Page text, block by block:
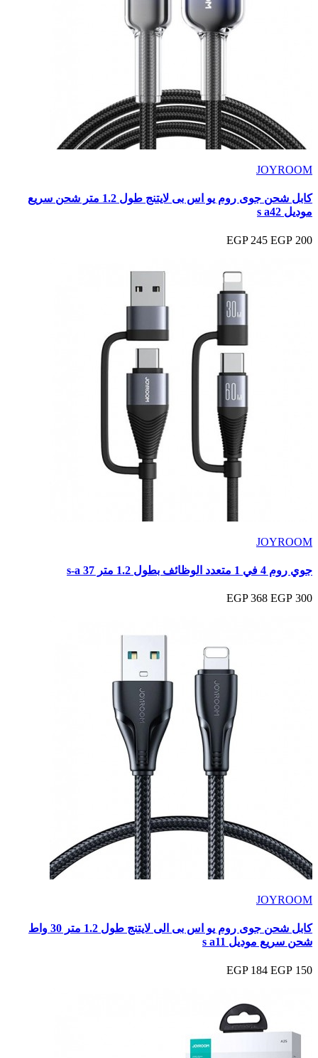
JOYROOM
كابل شحن جوى روم يو اس بى لايتنج طول 1.2 متر شحن سريع
موديل s a42
200 EGP
245 EGP
JOYROOM
جوي روم 4 في 1 متعدد الوظائف بطول 1.2 متر s-a 37
300 EGP
368 EGP
JOYROOM
كابل شحن جوى روم يو اس بى الى لايتنج طول 1.2 متر 30 واط
شحن سريع موديل s a11
150 EGP
184 EGP